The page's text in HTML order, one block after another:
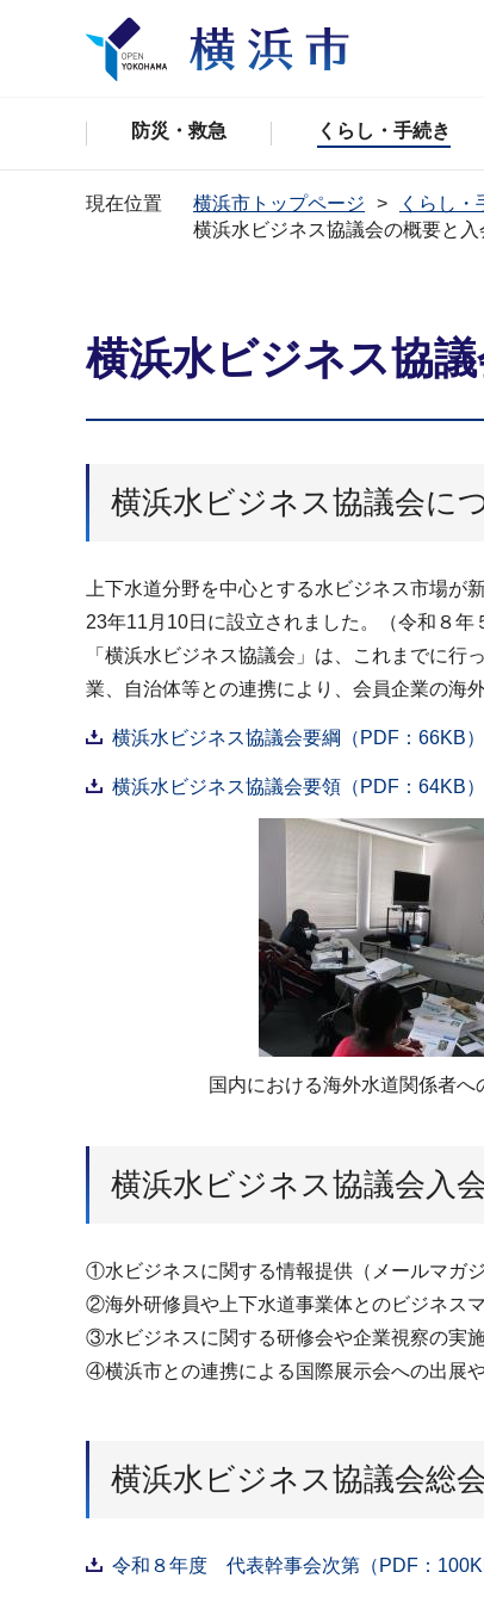
防災・救急 くらし・手続き
現在位置 横浜市トップページ くらし・
横浜水ビジネス協議会の概要と入
横浜水ビジネス協
横浜水ビジネス協議会に
上下水道分野を中心とする水ビジネス市場
23年11月10日に設立されました。（令和８年
「横浜水ビジネス協議会」は、これまでに
業、自治体等との連携により、会員企業の海
横浜水ビジネス協議会要綱（PDF：66KB）
横浜水ビジネス協議会要領（PDF：64KB）
国内における海外水道関係者へ
横浜水ビジネス協議会入
①水ビジネスに関する情報提供（メールマガジ
②海外研修員や上下水道事業体とのビジネス
③水ビジネスに関する研修会や企業視察の実
④横浜市との連携による国際展示会への出展
横浜水ビジネス協議会総
令和８年度 代表幹事会次第（PDF：